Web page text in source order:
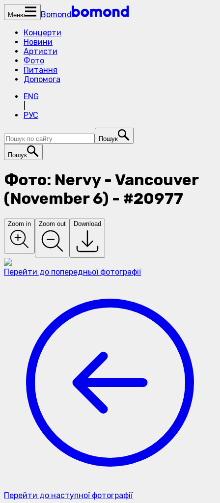
Меню
Bomond
Концерти
Новини
Артисти
Фото
Питання
Допомога
ENG
РУС
Пошук
Пошук
Фото: Nervy - Vancouver
(November 6) - #20977
Zoom in Zoom out Download
Перейти до попередньої фотографії
Перейти до наступної фотографії